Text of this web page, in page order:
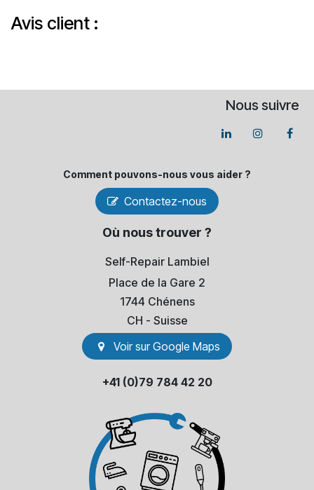
Avis client :
Nous suivre
Comment pouvons-​nous vous aider ?
Contactez-nous
Où nous trouver ?
Self-Repair Lambiel
Place de la Gare 2
1744 Chénens
​CH - Suisse
Voir sur Go​​ogle Maps
+41 (0)79 784 42 20